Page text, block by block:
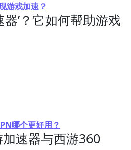
游戏加速？
器’？它如何帮助游戏
哪个更好用？
速器与西游360